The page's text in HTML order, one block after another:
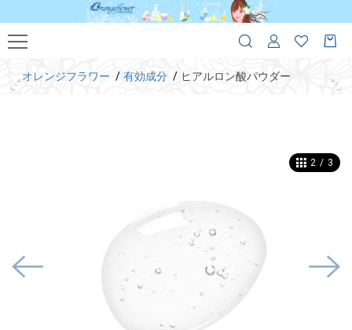
オレンジフラワー 有効成分 ヒアルロン酸パウダー
2 / 3